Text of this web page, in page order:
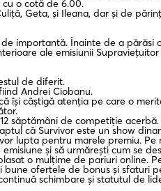
cu o cotă de 6.00.
Geta, și Ileana, dar și de
importantă. Înainte de a
ale emisiunii
de diferit.
Andrei Ciobanu.
își câștigă atenția pe care o
săptămâni de competiție
că Survivor este un show
lupta pentru marele premiu.
și să urmărești cum se
o mulțime de pariuri online.
ofertele de bonus și sfaturi
schimbare și statutul de